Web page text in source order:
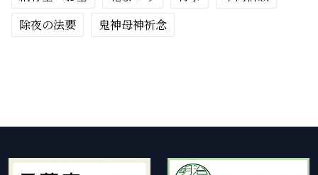
除夜の法要
鬼神母神祈念